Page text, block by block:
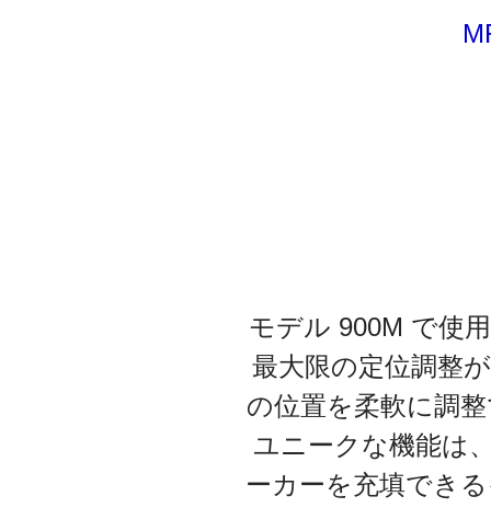
モデル 900M で使
最大限の定位調整
の位置を柔軟に調
ユニークな機能は
ーカーを充填でき